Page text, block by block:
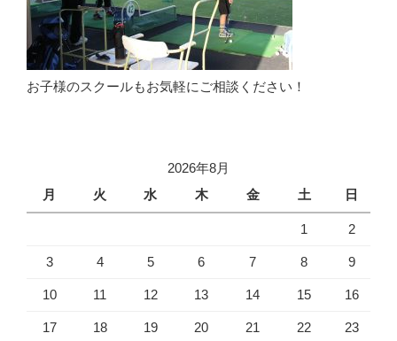
お子様のスクールもお気軽にご相談ください！
2026年8月
月
火 水 木 金 土 日
1 2
3 4 5 6 7 8 9
10 11 12 13 14 15 16
17 18 19 20 21 22 23